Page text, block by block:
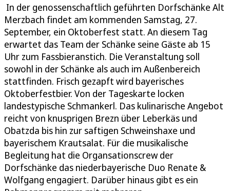
In der genossenschaftlich geführten Dorfschänke Alt
Merzbach findet am kommenden Samstag, 27.
September, ein Oktoberfest statt. An diesem Tag
erwartet das Team der Schänke seine Gäste ab 15
Uhr zum Fassbieranstich. Die Veranstaltung soll
sowohl in der Schänke als auch im Außenbereich
stattfinden. Frisch gezapft wird bayerisches
Oktoberfestbier. Von der Tageskarte locken
landestypische Schmankerl. Das kulinarische Angebot
reicht von knusprigen Brezn über Leberkäs und
Obatzda bis hin zur saftigen Schweinshaxe und
bayerischem Krautsalat. Für die musikalische
Begleitung hat die Organsationscrew der
Dorfschänke das niederbayerische Duo Renate &
Wolfgang engagiert. Darüber hinaus gibt es ein